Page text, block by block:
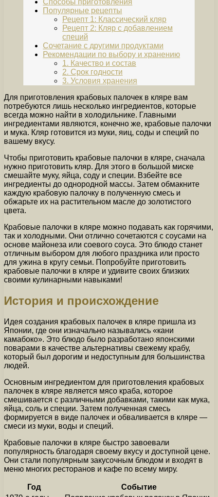
Способы приготовления
Популярные рецепты
Рецепт 1: Классический кляр
Рецепт 2: Кляр с добавлением
специй
Сочетание с другими продуктами
Рекомендации по выбору и хранению
1. Качество и состав
2. Срок годности
3. Условия хранения
Для приготовления крабовых палочек в кляре вам
потребуются лишь несколько ингредиентов, которые
всегда можно найти в холодильнике. Главными
ингредиентами являются, конечно же, крабовые палочки
и мука. Кляр готовится из муки, яиц, соды и специй по
вашему вкусу.
Чтобы приготовить крабовые палочки в кляре, сначала
нужно приготовить кляр. Для этого в большой миске
смешайте муку, яйца, соду и специи. Взбейте все
ингредиенты до однородной массы. Затем обмакните
каждую крабовую палочку в полученную смесь и
обжарьте их на растительном масле до золотистого
цвета.
Крабовые палочки в кляре можно подавать как горячими,
так и холодными. Они отлично сочетаются с соусами на
основе майонеза или соевого соуса. Это блюдо станет
отличным выбором для любого праздника или просто
для ужина в кругу семьи. Попробуйте приготовить
крабовые палочки в кляре и удивите своих близких
своими кулинарными навыками!
История и происхождение
Идея создания крабовых палочек в кляре пришла из
Японии, где они изначально назывались «кани
камабоко». Это блюдо было разработано японскими
поварами в качестве альтернативы свежему крабу,
который был дорогим и недоступным для большинства
людей.
Основным ингредиентом для приготовления крабовых
палочек в кляре является мясо краба, которое
смешивается с различными добавками, такими как мука,
яйца, соль и специи. Затем полученная смесь
формируется в виде палочек и обваливается в кляре —
смеси из муки, воды и специй.
Крабовые палочки в кляре быстро завоевали
популярность благодаря своему вкусу и доступной цене.
Они стали популярным закусочным блюдом и входят в
меню многих ресторанов и кафе по всему миру.
Год
Событие